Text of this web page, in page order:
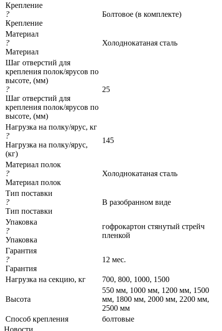
Крепление
?
Крепление
Болтовое (в комплекте)
Материал
?
Материал
Холоднокатаная сталь
Шаг отверстий для
крепления полок/ярусов по
высоте, (мм)
?
Шаг отверстий для
крепления полок/ярусов по
высоте, (мм)
25
Нагрузка на полку/ярус, кг
?
Нагрузка на полку/ярус,
(кг)
145
Материал полок
?
Материал полок
Холоднокатаная сталь
Тип поставки
?
Тип поставки
В разобранном виде
Упаковка
?
Упаковка
гофрокартон стянутый стрейч
пленкой
Гарантия
?
Гарантия
12 мес.
Нагрузка на секцию, кг 700, 800, 1000, 1500
Высота
550 мм, 1000 мм, 1200 мм, 1500
мм, 1800 мм, 2000 мм, 2200 мм,
2500 мм
Cпособ крепления
болтовые
Новости